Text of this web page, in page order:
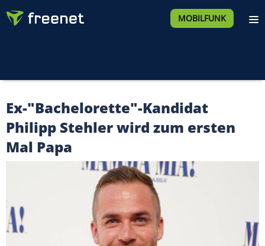
MOBILFUNK
Ex-"Bachelorette"-Kandidat
Philipp Stehler wird zum ersten
Mal Papa